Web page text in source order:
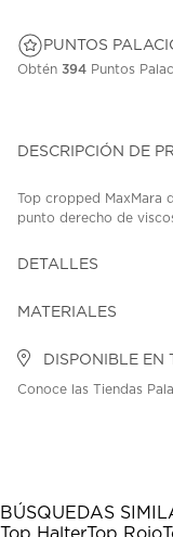
PUNTOS
Obtén 394 Puntos
DESCRIPCIÓN DE
Top cropped
punto derecho de
DETALLES
MATERIALES
DISPONIBLE EN
Conoce las Tiendas
BÚSQUEDAS